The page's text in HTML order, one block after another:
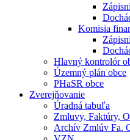
Komisia
Hlavný kontrolór
Územný plán obce
PHaSR obce
Zverejňovanie
Úradná tabuľa
Zmluvy, Faktúry,
Archív Zmlúv Fa.